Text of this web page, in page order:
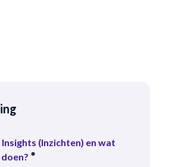
(Inzichten) en wat